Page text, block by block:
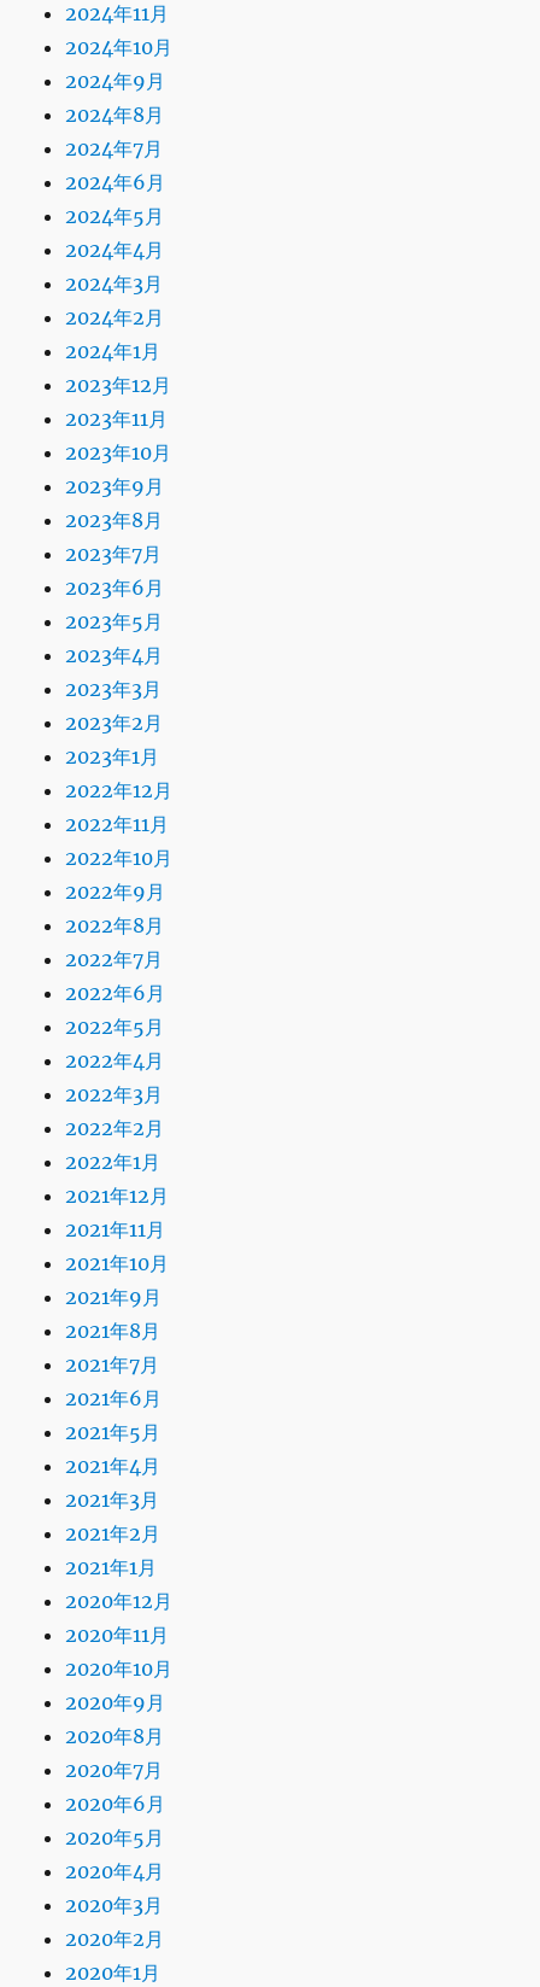
2024年11月
2024年10月
2024年9月
2024年8月
2024年7月
2024年6月
2024年5月
2024年4月
2024年3月
2024年2月
2024年1月
2023年12月
2023年11月
2023年10月
2023年9月
2023年8月
2023年7月
2023年6月
2023年5月
2023年4月
2023年3月
2023年2月
2023年1月
2022年12月
2022年11月
2022年10月
2022年9月
2022年8月
2022年7月
2022年6月
2022年5月
2022年4月
2022年3月
2022年2月
2022年1月
2021年12月
2021年11月
2021年10月
2021年9月
2021年8月
2021年7月
2021年6月
2021年5月
2021年4月
2021年3月
2021年2月
2021年1月
2020年12月
2020年11月
2020年10月
2020年9月
2020年8月
2020年7月
2020年6月
2020年5月
2020年4月
2020年3月
2020年2月
2020年1月